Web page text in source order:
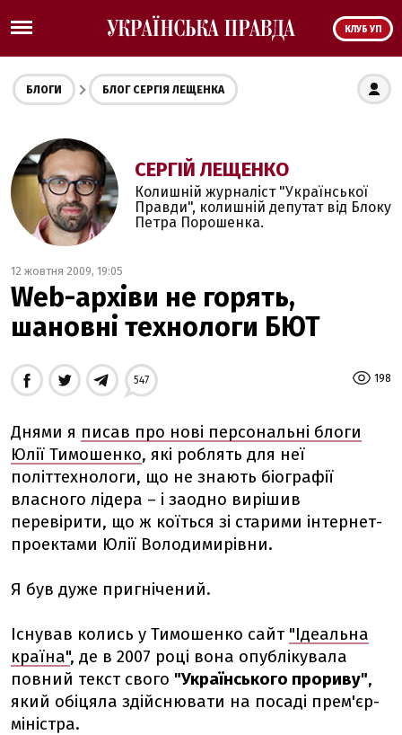
КЛУБ УП
БЛОГИ БЛОГ СЕРГІЯ ЛЕЩЕНКА
СЕРГІЙ ЛЕЩЕНКО
Колишній журналіст "Української
Правди", колишній депутат від Блоку
Петра Порошенка.
12 жовтня 2009, 19:05
Web-архіви не горять,
шановні технологи БЮТ
198
547
Днями я писав про нові персональні блоги
Юлії Тимошенко, які роблять для неї
політтехнологи, що не знають біографії
власного лідера – і заодно вирішив
перевірити, що ж коїться зі старими інтернет-
проектами Юлії Володимирівни.
Я був дуже пригнічений.
Існував колись у Тимошенко сайт "Ідеальна
країна", де в 2007 році вона опублікувала
повний текст свого "Українського прориву",
який обіцяла здійснювати на посаді прем'єр-
міністра.